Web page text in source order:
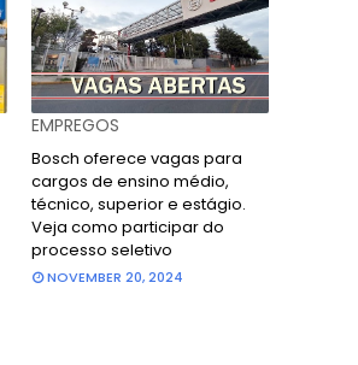
EMPREGOS
Bosch oferece vagas para
cargos de ensino médio,
técnico, superior e estágio.
Veja como participar do
processo seletivo
NOVEMBER 20, 2024